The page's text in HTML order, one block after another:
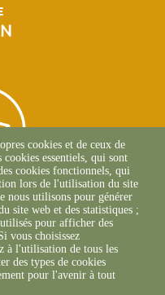
D'Ornon
61 05
cookies et de ceux de
cookies essentiels, qui sont
cookies fonctionnels, qui
lors de l'utilisation du site
nous utilisons pour générer
site web et des statistiques ;
pour afficher des
vous choisissez
à l'utilisation de tous les
des types de cookies
pour l'avenir à tout